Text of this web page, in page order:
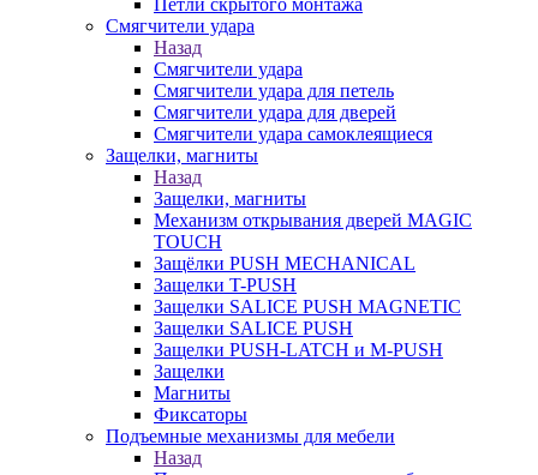
Петли скрытого монтажа
Смягчители удара
Назад
Смягчители удара
Смягчители удара для петель
Смягчители удара для дверей
Cмягчители удара самоклеящиеся
Защелки, магниты
Назад
Защелки, магниты
Механизм открывания дверей MAGIC
TOUCH
Защёлки PUSH MECHANICAL
Защелки T-PUSH
Защелки SALICE PUSH MAGNETIC
Защелки SALICE PUSH
Защелки PUSH-LATCH и M-PUSH
Защелки
Магниты
Фиксаторы
Подъемные механизмы для мебели
Назад